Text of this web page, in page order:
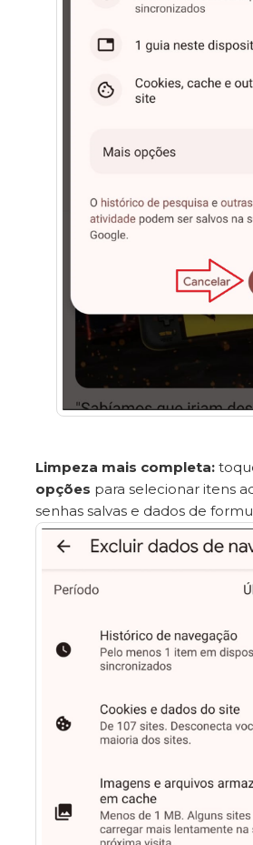
Limpeza mais completa:
opções para selecionar itens
senhas salvas e dados de